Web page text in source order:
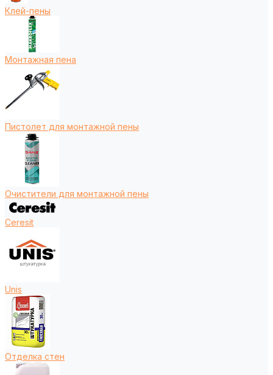
Клей-пены
Монтажная пена
Пистолет для монтажной пены
Очистители для монтажной пены
Ceresit
Unis
Отделка стен